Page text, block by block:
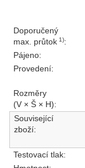
Doporučený
max. průtok1):
Pájeno:
Provedení:
Rozměry
(V × Š × H):
Související
zboží:
Testovací tlak: